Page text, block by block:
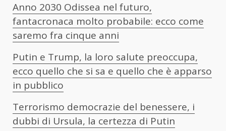
Anno 2030 Odissea nel futuro,
fantacronaca molto probabile: ecco come
saremo fra cinque anni
Putin e Trump, la loro salute preoccupa,
ecco quello che si sa e quello che è apparso
in pubblico
Terrorismo democrazie del benessere, i
dubbi di Ursula, la certezza di Putin